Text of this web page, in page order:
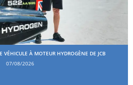
VÉHICULE À MOTEUR HYDROGÈNE DE JCB
07/08/2026